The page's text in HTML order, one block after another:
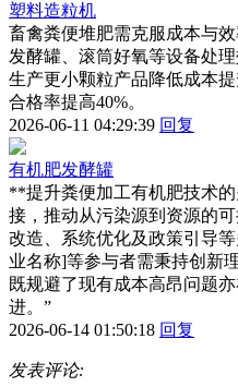
塑料造粒机
畜禽粪便堆肥需克服成本与
发酵罐、滚筒好氧等设备处
生产更小颗粒产品降低成本
合格率提高40%。
2026-06-11 04:29:39 回复
有机肥发酵罐
**提升粪便加工有机肥技术
接，推动从污染源到资源的
改造、系统优化及政策引导
业名称]等参与者需秉持创
既规避了现有成本高昂问题
进。”
2026-06-14 01:50:18 回复
发表评论: